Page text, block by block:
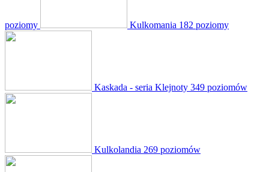
poziomy Kulkomania 182 poziomy
Kaskada - seria Klejnoty 349 poziomów
Kulkolandia 269 poziomów